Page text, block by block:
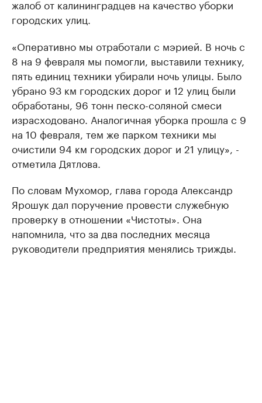
жалоб от калининградцев на качество уборки
городских улиц.
«Оперативно мы отработали с мэрией. В ночь с
8 на 9 февраля мы помогли, выставили технику,
пять единиц техники убирали ночь улицы. Было
убрано 93 км городских дорог и 12 улиц были
обработаны, 96 тонн песко-соляной смеси
израсходовано. Аналогичная уборка прошла с 9
на 10 февраля, тем же парком техники мы
очистили 94 км городских дорог и 21 улицу», -
отметила Дятлова.
По словам Мухомор, глава города Александр
Ярошук дал поручение провести служебную
проверку в отношении «Чистоты». Она
напомнила, что за два последних месяца
руководители предприятия менялись трижды.